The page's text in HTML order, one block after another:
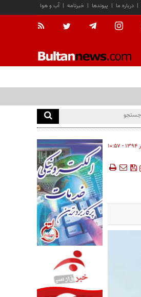
آب و هوا | خبرنامه | پیوندها | درباره ما |